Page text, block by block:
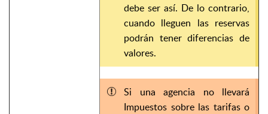
debe ser así. De lo contrario,
cuando lleguen las reservas
podrán tener diferencias de
valores.
Si una agencia no llevará
Impuestos sobre las tarifas o